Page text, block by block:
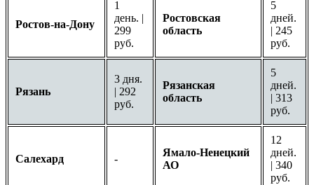
Ростов-на-Дону
1
день. |
299
руб.
Ростовская
область
5
дней.
| 245
руб.
Рязань
3 дня.
| 292
руб.
Рязанская
область
5
дней.
| 313
руб.
Салехард -
Ямало-Ненецкий
АО
12
дней.
| 340
руб.